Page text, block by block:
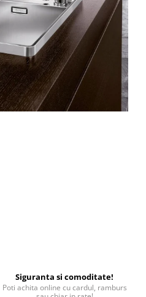
Siguranta si comoditate!
Poti achita online cu cardul, ramburs